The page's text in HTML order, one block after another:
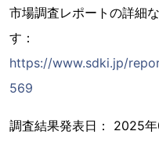
市場調査レポートの詳細
す：
https://www.sdki.jp/
569
調査結果発表日： 2025